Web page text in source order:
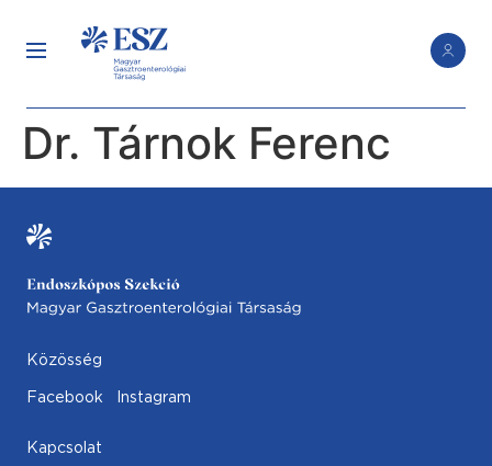
Dr. Tárnok Ferenc
Közösség
Facebook Instagram
Kapcsolat